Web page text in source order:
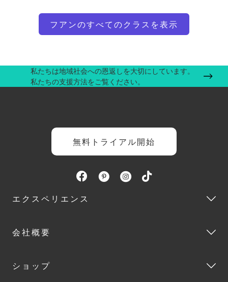
フアンのすべてのクラスを表示
私たちは地域社会への恩返しを大切にしています。
私たちの支援方法をご覧ください。
無料トライアル開始
エクスペリエンス
会社概要
ショップ